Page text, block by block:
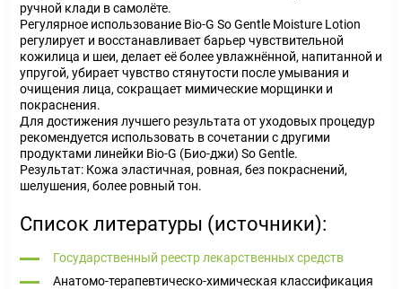
ручной клади в самолёте.
Регулярное использование Bio-G So Gentle Moisture Lotion
регулирует и восстанавливает барьер чувствительной
кожилица и шеи, делает её более увлажнённой, напитанной и
упругой, убирает чувство стянутости после умывания и
очищения лица, сокращает мимические морщинки и
покраснения.
Для достижения лучшего результата от уходовых процедур
рекомендуется использовать в сочетании с другими
продуктами линейки Bio-G (Био-джи) So Gentle.
Результат: Кожа эластичная, ровная, без покраснений,
шелушения, более ровный тон.
Список литературы (источники):
Государственный реестр лекарственных средств
Анатомо-терапевтическо-химическая классификация